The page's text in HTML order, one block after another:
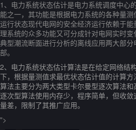
1、电力系统状态估计是电力系统调度中心
能之一，其功能是根据电力系统的各种量
运行状态现代电网的安全经济运行依赖于
理系统的众多功能又可分成针对电网实时
典型潮流断面进行分析的离线应用两大部
部。
2、电力系统状态估计算法是在给定网络结
下，根据量测值求最优状态估计值的计算
算法主要分为两大类型卡尔曼型逐次算法
逐次型算法使用内存少，程序简单，但收
量差，限制了其推广应用。
">